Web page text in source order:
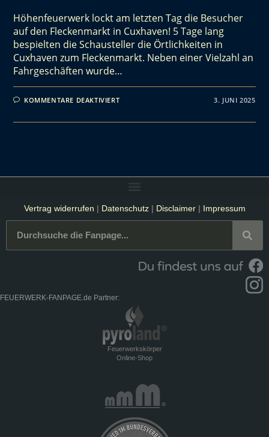
Höhenfeuerwerk lockt am letzten Tag die Besucher
auf den Fleckenmarkt in Cuxhaven! 5 Tage lang
bespielten die Schausteller die Örtlichkeiten in
Cuxhaven zum Fleckenmarkt. Neben einer Vielzahl an
Fahrgeschäften wurde…
KOMMENTARE DEAKTIVIERT 3. JUNI 2025
Vertrag widerrufen | Datenschutz| Disclaimer| Impressum
FEUERWERK-FANPAGE.de Partner:
Feuerwerkskörper
Online-Shop